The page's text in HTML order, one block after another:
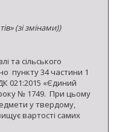
(зі змінами))
та сільського
пункту 34 частини 1
021:2015 «Єдиний
року № 1749. При цьому
у твердому,
вартості самих